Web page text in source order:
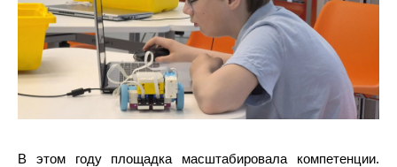
В этом году площадка масштабировала компетенции.